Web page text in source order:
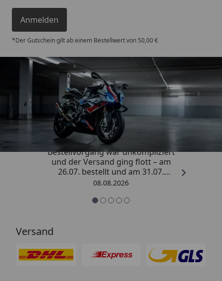
Anmelden
*Der Gutschein gilt ab einem Bestellwert von 50,00 €
Trusted Shops
4,85/ 5
„Sehr zufriedener Kauf! Der
Bestellvorgang war unkompliziert
und der Versand ging flott – am
26.07. bestellt und am 31.07.
geliefert. Die Abdeckplane
Beschreibung und schützt
08.08.2026
Versand